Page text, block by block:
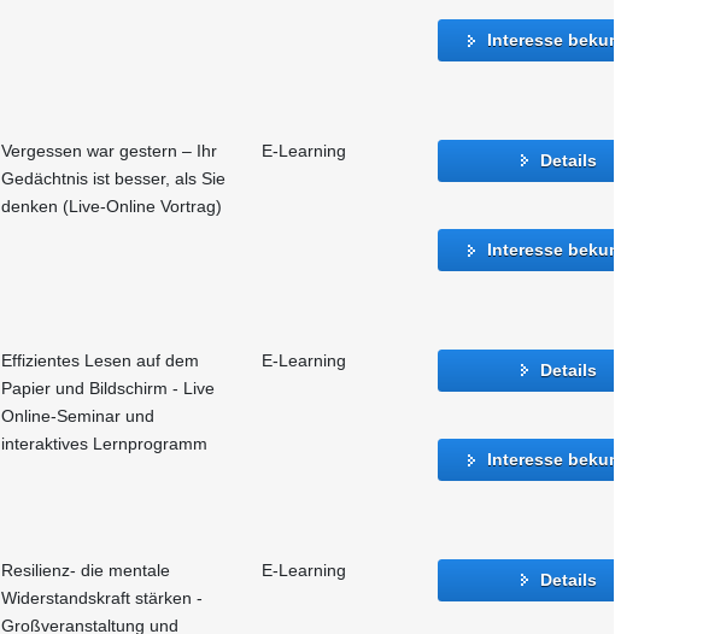
Interesse bekunden
Vergessen war gestern – Ihr
Gedächtnis ist besser, als Sie
denken (Live-Online Vortrag)
E-Learning Details
Interesse bekunden
Effizientes Lesen auf dem
Papier und Bildschirm - Live
Online-Seminar und
interaktives Lernprogramm
E-Learning Details
Interesse bekunden
Resilienz- die mentale
Widerstandskraft stärken -
Großveranstaltung und
E-Learning Details